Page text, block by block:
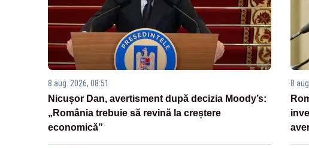
8 aug. 2026, 08:51
Nicușor Dan, avertisment după decizia Moody’s:
„România trebuie să revină la creștere
economică”
8